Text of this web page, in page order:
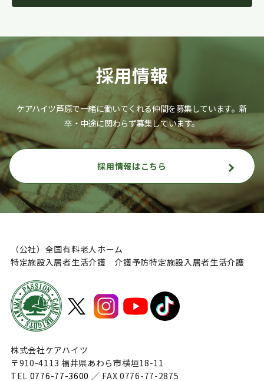
採用情報
ケアハイツ芦原で一緒に働いてくれる仲間を募集しています。新
卒・中途に関わらず募集しています。
採用情報はこちら
（公社）全国有料老人ホーム
特定施設入居者生活介護 介護予防特定施設入居者生活介護
株式会社ケアハイツ
〒910-4113 福井県あわら市横垣18-11
TEL 0776-77-3600 ／ FAX 0776-77-2875